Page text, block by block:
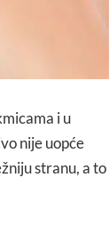
i u
nije uopće
stranu, a to